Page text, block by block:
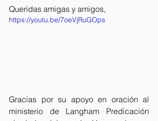
Queridas amigas y amigos,
https://youtu.be/7oeVjRuGOps
Gracias por su apoyo en oración al
ministerio de Langham Predicación